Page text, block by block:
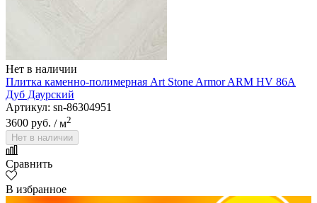
Нет в наличии
Плитка каменно-полимерная Art Stone Armor ARM HV 86A
Дуб Даурский
Артикул: sn-86304951
3600 руб. / м2
Нет в наличии
Сравнить
В избранное